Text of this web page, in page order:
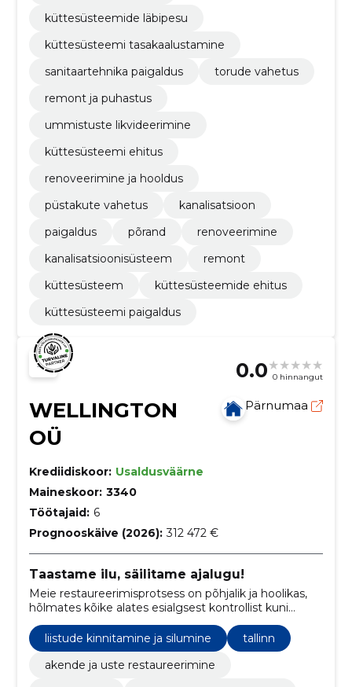
küttesüsteemide läbipesu
küttesüsteemi tasakaalustamine
sanitaartehnika paigaldus
torude vahetus
remont ja puhastus
ummistuste likvideerimine
küttesüsteemi ehitus
renoveerimine ja hooldus
püstakute vahetus
kanalisatsioon
paigaldus
põrand
renoveerimine
kanalisatsioonisüsteem
remont
küttesüsteem
küttesüsteemide ehitus
küttesüsteemi paigaldus
0.0 0 hinnangut
WELLINGTON
OÜ
Pärnumaa
Krediidiskoor: Usaldusväärne
Maineskoor: 3340
Töötajaid: 6
Prognooskäive (2026): 312 472 €
Taastame ilu, säilitame ajalugu!
Meie restaureerimisprotsess on põhjalik ja hoolikas,
hõlmates kõike alates esialgsest kontrollist kuni
lõpliku viimistlustööni. Me kasutame traditsioonilisi
restaureerimistehnikaid ja -materjale.
liistude kinnitamine ja silumine
tallinn
akende ja uste restaureerimine